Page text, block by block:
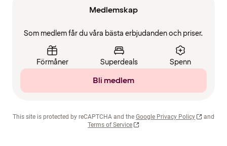
Medlemskap
Som medlem får du våra bästa erbjudanden och priser.
Förmåner Superdeals Spenn
Bli medlem
This site is protected by reCAPTCHA and the Google Privacy Policy
and
Terms of Service